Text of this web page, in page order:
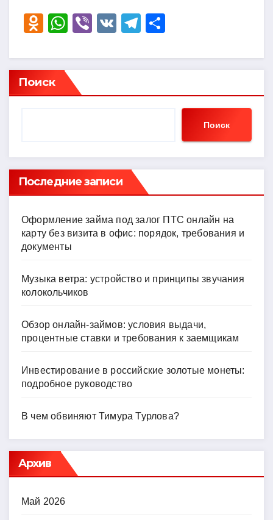
O
n
o
kl
ni
ki
W
at
s
A
Vi
er
V
T
e
a
р
в
ть
Поиск
Поиск
Последние записи
Оформление займа под залог ПТС онлайн на
карту без визита в офис: порядок, требования и
документы
Музыка ветра: устройство и принципы звучания
колокольчиков
Обзор онлайн-займов: условия выдачи,
процентные ставки и требования к заемщикам
Инвестирование в российские золотые монеты:
подробное руководство
В чем обвиняют Тимура Турлова?
Архив
Май 2026